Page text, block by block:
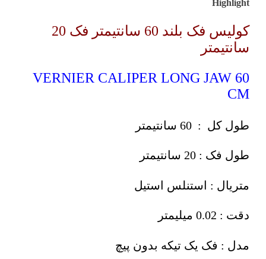
Highlight
کولیس فک بلند 60 سانتیمتر فک 20
سانتیمتر
VERNIER CALIPER LONG JAW 60
CM
طول کل : 60 سانتیمتر
طول فک : 20 سانتیمتر
متریال : استنلس استیل
دقت : 0.02 میلیمتر
مدل : فک یک تیکه بدون پیچ